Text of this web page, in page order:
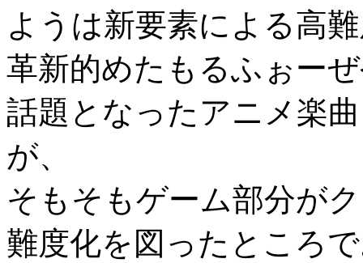
ようは新要素による高
革新的めたもるふぉー
話題となったアニメ楽
が、
そもそもゲーム部分が
難度化を図ったところ